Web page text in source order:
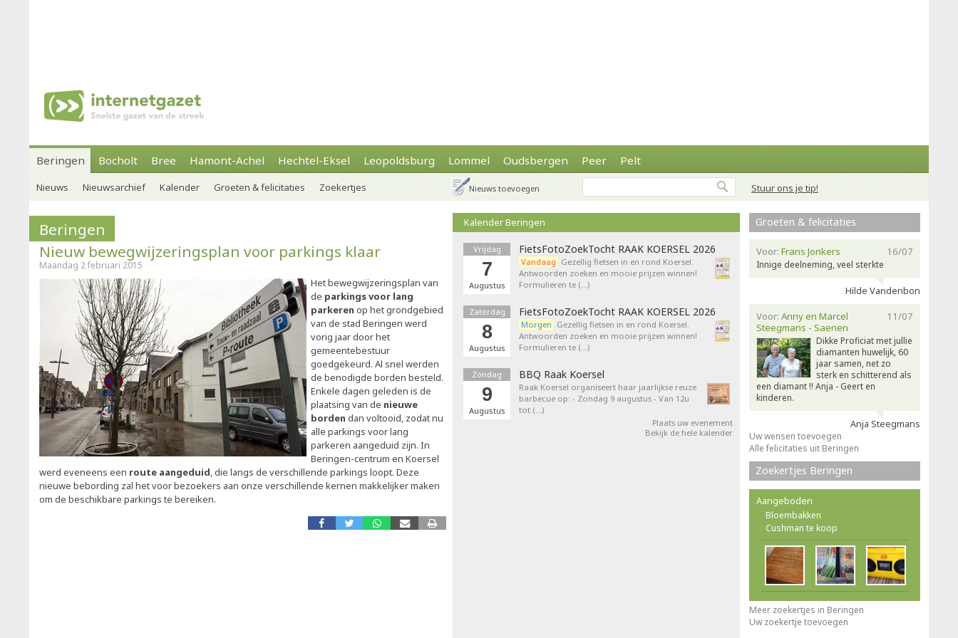
Beringen Bocholt Bree Hamont-Achel Hechtel-Eksel Leopoldsburg Lommel Oudsbergen Peer Pelt
Stuur ons je tip!
Nieuws Nieuwsarchief Kalender Groeten & felicitaties Zoekertjes Nieuws toevoegen
Beringen
Nieuw bewegwijzeringsplan voor parkings klaar
Maandag 2 februari 2015
Het bewegwijzeringsplan van
de parkings voor lang
parkeren op het grondgebied
van de stad Beringen werd
vorig jaar door het
gemeentebestuur
goedgekeurd. Al snel werden
de benodigde borden besteld.
Enkele dagen geleden is de
plaatsing van de nieuwe
borden dan voltooid, zodat nu
alle parkings voor lang
parkeren aangeduid zijn. In
Beringen-centrum en Koersel
werd eveneens een route aangeduid, die langs de verschillende parkings loopt. Deze
nieuwe bebording zal het voor bezoekers aan onze verschillende kernen makkelijker maken
om de beschikbare parkings te bereiken.
Kalender Beringen
Vrijdag
7
Augustus
FietsFotoZoekTocht RAAK KOERSEL 2026
Vandaag Gezellig fietsen in en rond Koersel.
Antwoorden zoeken en mooie prijzen winnen!
Formulieren te (…)
Zaterdag
8
Augustus
FietsFotoZoekTocht RAAK KOERSEL 2026
Morgen Gezellig fietsen in en rond Koersel.
Antwoorden zoeken en mooie prijzen winnen!
Formulieren te (…)
Zondag
9
Augustus
BBQ Raak Koersel
Raak Koersel organiseert haar jaarlijkse reuze
barbecue op: - Zondag 9 augustus - Van 12u
tot (…)
Plaats uw evenement
Bekijk de hele kalender
Groeten & felicitaties
16/07
Voor: Frans Jonkers
Innige deelneming, veel sterkte
Hilde Vandenbon
11/07
Voor: Anny en Marcel
Steegmans - Saenen
Dikke Proficiat met jullie
diamanten huwelijk, 60
jaar samen, net zo
sterk en schitterend als
een diamant !! Anja - Geert en
kinderen.
Anja Steegmans
Uw wensen toevoegen
Alle felicitaties uit Beringen
Zoekertjes Beringen
Aangeboden
Bloembakken
Cushman te koop
Meer zoekertjes in Beringen
Uw zoekertje toevoegen